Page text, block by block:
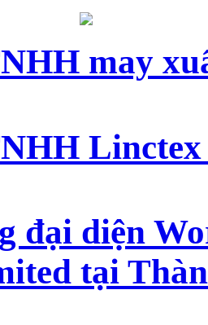
may
Linctex
đại diện
tại